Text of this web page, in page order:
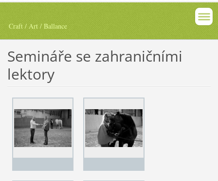
Craft / Art / Ballance
Semináře se zahraničními
lektory